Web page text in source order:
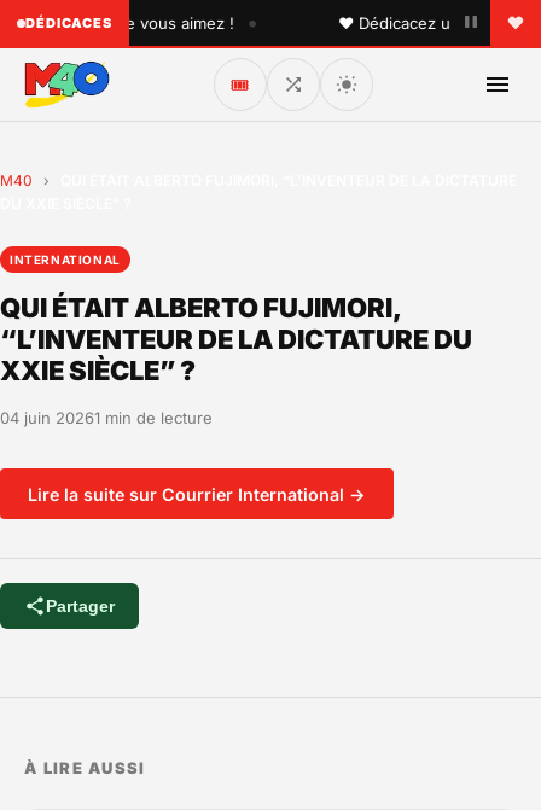
DÉDICACESque vous aimez ! • ♥ Dédicacez un titre à vos
🎟️
M40 ›
INTERNATIONAL
QUI ÉTAIT ALBERTO FUJIMORI,
“L’INVENTEUR DE LA DICTATURE DU
XXIE SIÈCLE” ?
04 juin 20261 min de lecture
Lire la suite sur Courrier International →
Partager
À LIRE AUSSI